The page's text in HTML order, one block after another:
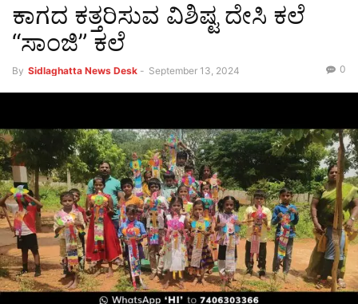
ಕಾಗದ ಕತ್ತರಿಸುವ ವಿಶಿಷ್ಟ ದೇಸಿ ಕಲೆ
“ಸಾಂಜಿ” ಕಲೆ
By Sidlaghatta News Desk - September 13, 2024 0